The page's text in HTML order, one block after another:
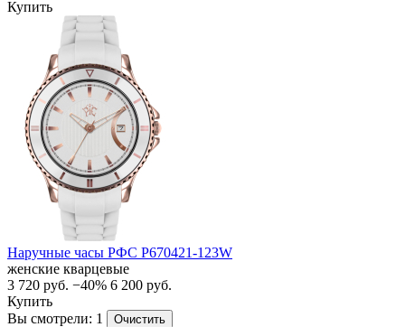
Купить
Наручные часы РФС P670421-123W
женские кварцевые
3 720 руб. −40% 6 200 руб.
Купить
Вы смотрели: 1
Очистить